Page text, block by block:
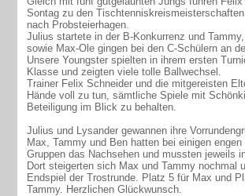
Sontag zu den
nach Probsteierhagen.
Julius startete in der B-Konkurrenz und
sowie Max-Ole gingen bei den C-Schülern an
Unsere Youngster spielten in ihrem ersten
Klasse und zeigten viele tolle Ballwechsel.
Trainer Felix Schneider und die mitgereisten
Hände voll zu tun, sämtliche Spiele mit
Beteiligung im Blick zu behalten.
Julius und Lysander gewannen ihre
Max, Tammy und Ben hatten bei einigen
Gruppen das Nachsehen und mussten jeweils
Dort steigerten sich Max und Tammy nochmal
Endspiel der Trostrunde. Platz 5 für Max und
Tammy. Herzlichen Glückwunsch.